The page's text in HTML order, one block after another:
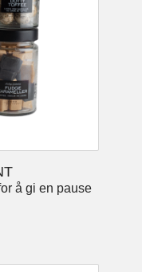
å gi en pause